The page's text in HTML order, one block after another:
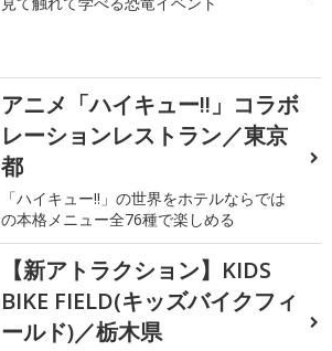
アニメ「ハイキュー!!」コラボ
レーションレストラン／東京
都
「ハイキュー!!」の世界をホテルならでは
の本格メニュー全76種で楽しめる
【新アトラクション】KIDS
BIKE FIELD(キッズバイクフィ
ールド)／栃木県